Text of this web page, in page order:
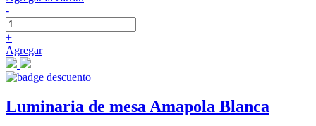
-
+
Agregar
Luminaria de mesa Amapola Blanca